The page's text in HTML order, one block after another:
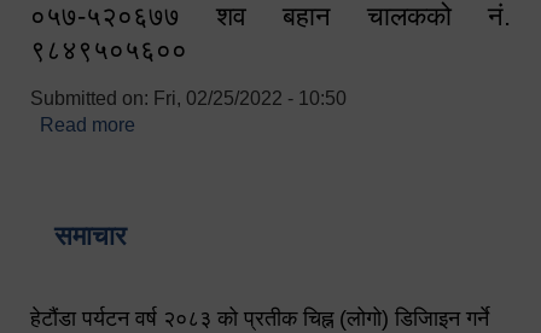
०५७-५२०६७७ शव बहान चालकको नं.
९८४९५०५६००
Submitted on: Fri, 02/25/2022 - 10:50
Read more
समाचार
हेटौंडा पर्यटन वर्ष २०८३ को प्रतीक चिह्न (लोगो) डिजिाइन गर्ने